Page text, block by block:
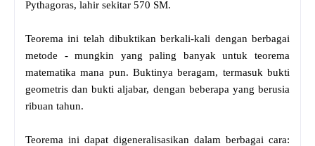
Pythagoras, lahir sekitar 570 SM.
Teorema ini telah dibuktikan berkali-kali dengan berbagai
metode - mungkin yang paling banyak untuk teorema
matematika mana pun. Buktinya beragam, termasuk bukti
geometris dan bukti aljabar, dengan beberapa yang berusia
ribuan tahun.
Teorema ini dapat digeneralisasikan dalam berbagai cara: